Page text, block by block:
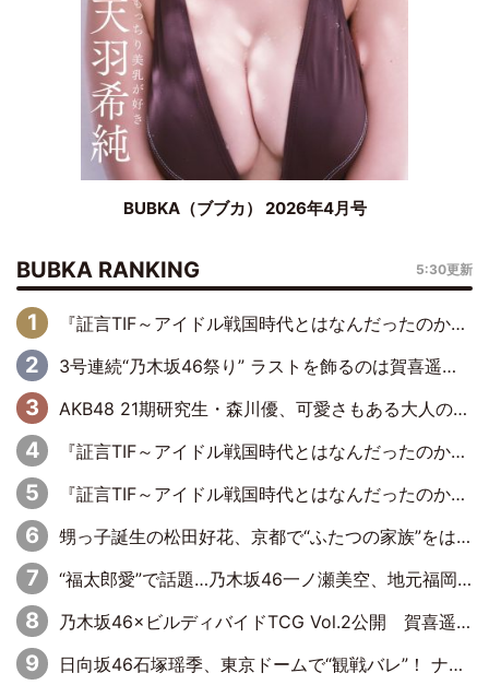
BUBKA（ブブカ） 2026年4月号
BUBKA RANKING 5:30更新
『証言TIF～アイドル戦国時代とはなんだったのか～』第6回：でんぱ組.inc・古川未鈴×相沢梨紗「『ハロプロやりたかったな』って言ったら、夢眠ねむさんに『てめえはでんぱ組．incなんだよ！』って肩パンされて(笑)」
3号連続“乃木坂46祭り” ラストを飾るのは賀喜遥香…5年ぶりの登場に「5年分大人になった私を見ていただけたら」
AKB48 21期研究生・森川優、可愛さもある大人の女性に
『証言TIF～アイドル戦国時代とはなんだったのか～』第11回：私立恵比寿中学・真山りか×安本彩花「TIFで10年ぶりのキョンシーメイクをしたら、場を完全に引かせてしまって。時代が変わったんだなって」
『証言TIF～アイドル戦国時代とはなんだったのか～』第10回：さくら学院・武藤彩未×飯田らうら「正直、中3で辞めるというのを信じてなくて。そう言われてはいたけど、嘘でしょって」
甥っ子誕生の松田好花、京都で“ふたつの家族”をはしご！ “母”黒谷友香に見送られ、“父”松岡昌宏とはハシゴ酒
“福太郎愛”で話題…乃木坂46一ノ瀬美空、地元福岡『めんべい25周年トップサポーター』に就任
乃木坂46×ビルディバイドTCG Vol.2公開 賀喜遥香＆田村真佑が『京まふ』ステージに登壇
日向坂46石塚瑶季、東京ドームで“観戦バレ”！ ナイツ・塙も認めた「巨人に詳しすぎるアイドル」は元VENUSスクール生で杉内コーチ推し⁉